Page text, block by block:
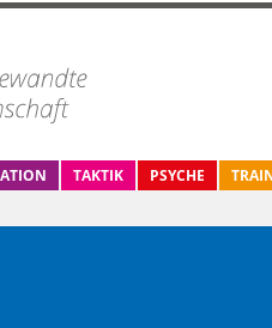
TAKTIK PSYCHE